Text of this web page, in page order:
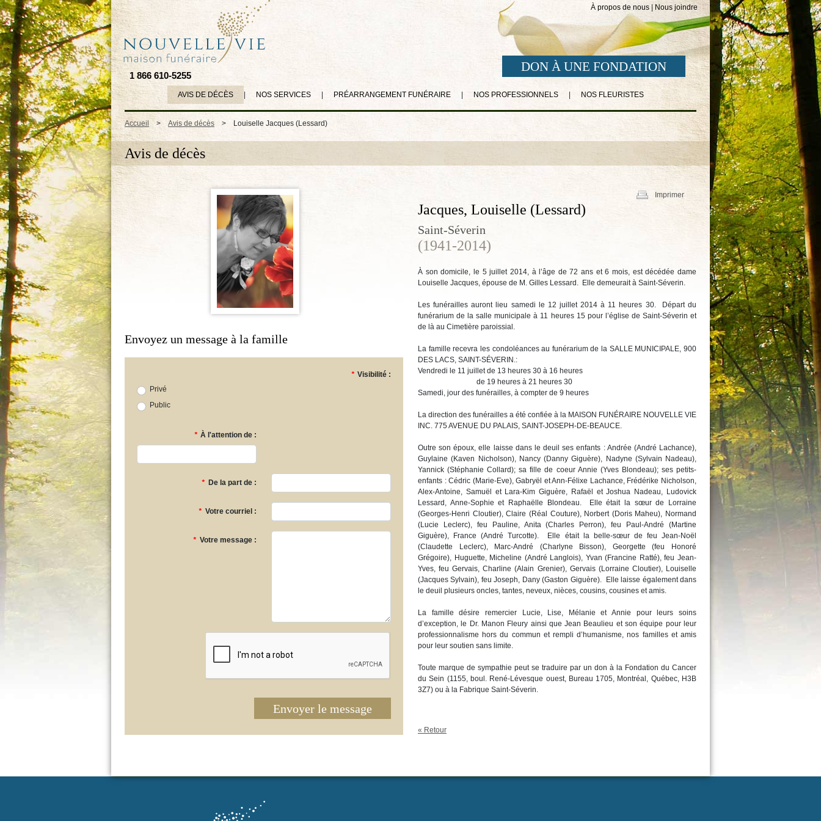
À propos de nous Nous joindre
1 866 610-5255
DON À UNE FONDATION
AVIS DE DÉCÈS NOS SERVICES PRÉARRANGEMENT FUNÉRAIRE NOS PROFESSIONNELS NOS FLEURISTES
Accueil > Avis de décès > Louiselle Jacques (Lessard)
Avis de décès
Envoyez un message à la famille
* Visibilité :
Privé
Public
* À l'attention de :
* De la part de :
* Votre courriel :
* Votre message :
Envoyer le message
Imprimer
Jacques, Louiselle (Lessard)
Saint-Séverin
(1941-2014)
À son domicile, le 5 juillet 2014, à l’âge de 72 ans et 6 mois, est décédée dame
Louiselle Jacques, épouse de M. Gilles Lessard. Elle demeurait à Saint-Séverin.
Les funérailles auront lieu samedi le 12 juillet 2014 à 11 heures 30. Départ du
funérarium de la salle municipale à 11 heures 15 pour l’église de Saint-Séverin et
de là au Cimetière paroissial.
La famille recevra les condoléances au funérarium de la SALLE MUNICIPALE, 900
DES LACS, SAINT-SÉVERIN.:
Vendredi le 11 juillet de 13 heures 30 à 16 heures
de 19 heures à 21 heures 30
Samedi, jour des funérailles, à compter de 9 heures
La direction des funérailles a été confiée à la MAISON FUNÉRAIRE NOUVELLE VIE
INC. 775 AVENUE DU PALAIS, SAINT-JOSEPH-DE-BEAUCE.
Outre son époux, elle laisse dans le deuil ses enfants : Andrée (André Lachance),
Guylaine (Kaven Nicholson), Nancy (Danny Giguère), Nadyne (Sylvain Nadeau),
Yannick (Stéphanie Collard); sa fille de coeur Annie (Yves Blondeau); ses petits-
enfants : Cédric (Marie-Eve), Gabryël et Ann-Félixe Lachance, Frédérike Nicholson,
Alex-Antoine, Samuël et Lara-Kim Giguère, Rafaël et Joshua Nadeau, Ludovick
Lessard, Anne-Sophie et Raphaëlle Blondeau. Elle était la sœur de Lorraine
(Georges-Henri Cloutier), Claire (Réal Couture), Norbert (Doris Maheu), Normand
(Lucie Leclerc), feu Pauline, Anita (Charles Perron), feu Paul-André (Martine
Giguère), France (André Turcotte). Elle était la belle-sœur de feu Jean-Noël
(Claudette Leclerc), Marc-André (Charlyne Bisson), Georgette (feu Honoré
Grégoire), Huguette, Micheline (André Langlois), Yvan (Francine Ratté), feu Jean-
Yves, feu Gervais, Charline (Alain Grenier), Gervais (Lorraine Cloutier), Louiselle
(Jacques Sylvain), feu Joseph, Dany (Gaston Giguère). Elle laisse également dans
le deuil plusieurs oncles, tantes, neveux, nièces, cousins, cousines et amis.
La famille désire remercier Lucie, Lise, Mélanie et Annie pour leurs soins
d’exception, le Dr. Manon Fleury ainsi que Jean Beaulieu et son équipe pour leur
professionnalisme hors du commun et rempli d’humanisme, nos familles et amis
pour leur soutien sans limite.
Toute marque de sympathie peut se traduire par un don à la Fondation du Cancer
du Sein (1155, boul. René-Lévesque ouest, Bureau 1705, Montréal, Québec, H3B
3Z7) ou à la Fabrique Saint-Séverin.
« Retour